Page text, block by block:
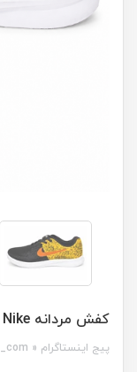
کفش مردانه Nike / کد 76580
پیج اینستاگرام « Darkobb_com »